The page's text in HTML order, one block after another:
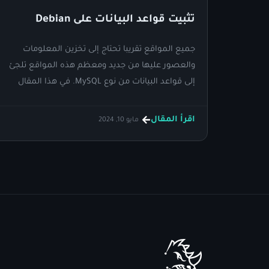
تثبيت قواعد البيانات على Debian
جميع المواقع تقريبا تحتاج إلى تخزين المعلومات
والعصور عليها من جديد ومعظم هذه المواقع تلجئ
إلى قواعد البيانات من نوع MySQL. في هذا المقال
Debian 12.
اقرأ المقال مايو 10, 2024